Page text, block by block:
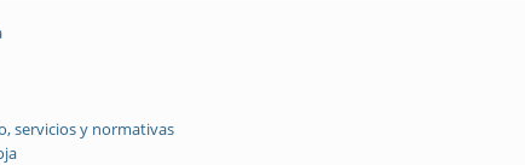
servicios y normativas